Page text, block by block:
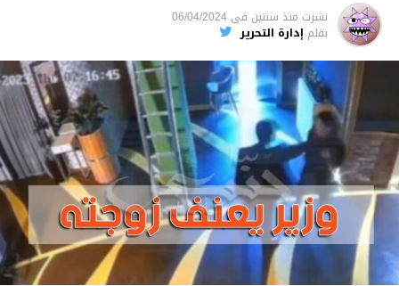
نشرت منذ سنتين فى 06/04/2024
بقلم إدارة التحرير